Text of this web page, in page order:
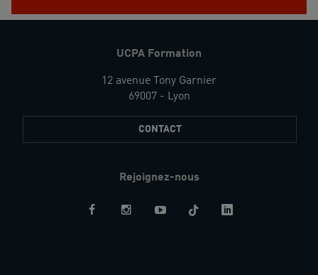
UCPA Formation
12 avenue Tony Garnier
69007 - Lyon
CONTACT
Rejoignez-nous